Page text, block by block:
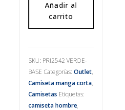
Añadir al
carrito
SKU: PRI2542 VERDE-
BASE Categorías:Outlet,
Camiseta manga corta,
Camisetas Etiquetas:
camiseta hombre,